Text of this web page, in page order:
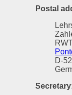
Postal
D-